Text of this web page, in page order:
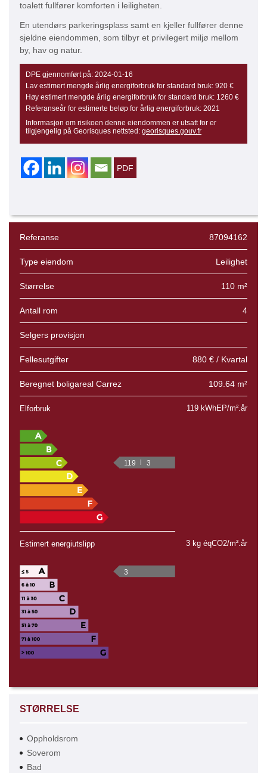
toalett fullfører komforten i leiligheten.
En utendørs parkeringsplass samt en kjeller fullfører denne
sjeldne eiendommen, som tilbyr et privilegert miljø mellom
by, hav og natur.
DPE gjennomført på: 2024-01-16
Lav estimert mengde årlig energiforbruk for standard bruk: 920 €
Høy estimert mengde årlig energiforbruk for standard bruk: 1260 €
Referanseår for estimerte beløp for årlig energiforbruk: 2021
Informasjon om risikoen denne eiendommen er utsatt for er
tilgjengelig på Georisques nettsted: georisques.gouv.fr
Referanse 87094162
Type eiendom Leilighet
Størrelse 110 m²
Antall rom 4
Selgers provisjon
Fellesutgifter 880 € / Kvartal
Beregnet boligareal Carrez 109.64 m²
Elforbruk 119 kWhEP/m².år
119 3
Estimert energiutslipp 3 kg éqCO2/m².år
3
STØRRELSE
Oppholdsrom
Soverom
Bad